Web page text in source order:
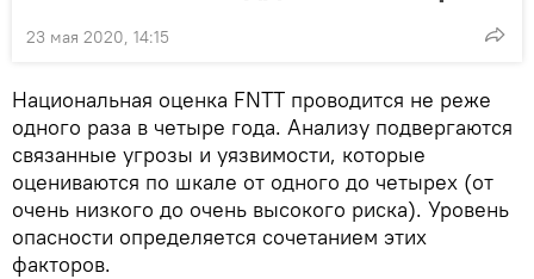
23 мая 2020, 14:15
Национальная оценка FNTT проводится не реже
одного раза в четыре года. Анализу подвергаются
связанные угрозы и уязвимости, которые
оцениваются по шкале от одного до четырех (от
очень низкого до очень высокого риска). Уровень
опасности определяется сочетанием этих
факторов.